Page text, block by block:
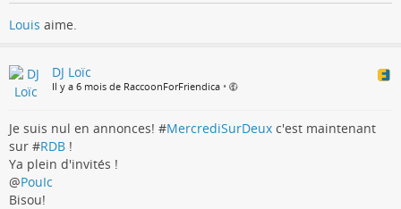
Louis aime.
DJ Loïc
Il y a 6 mois de RaccoonForFriendica •
Je suis nul en annonces! #MercrediSurDeux c'est maintenant
sur #RDB !
Ya plein d'invités !
@PouIc
Bisou!